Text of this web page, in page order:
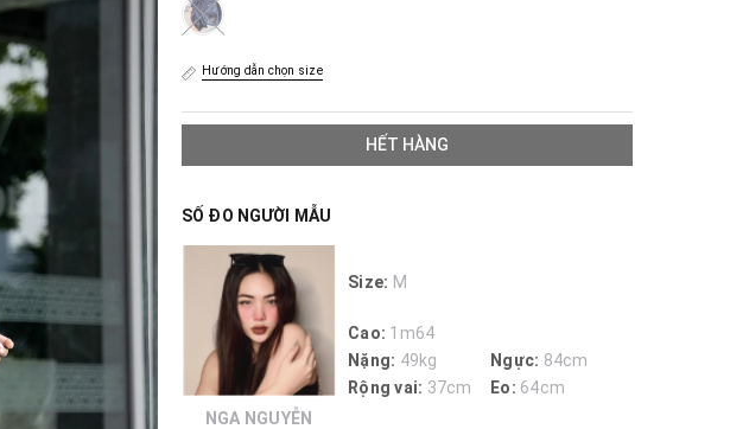
Hướng dẫn chọn size
HẾT HÀNG
SỐ ĐO NGƯỜI MẪU
NGA NGUYỄN
Size: M
Cao: 1m64
Nặng: 49kg Ngực: 84cm
Rộng vai: 37cm Eo: 64cm